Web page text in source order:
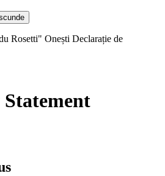
Rosetti" Onești Declarație de